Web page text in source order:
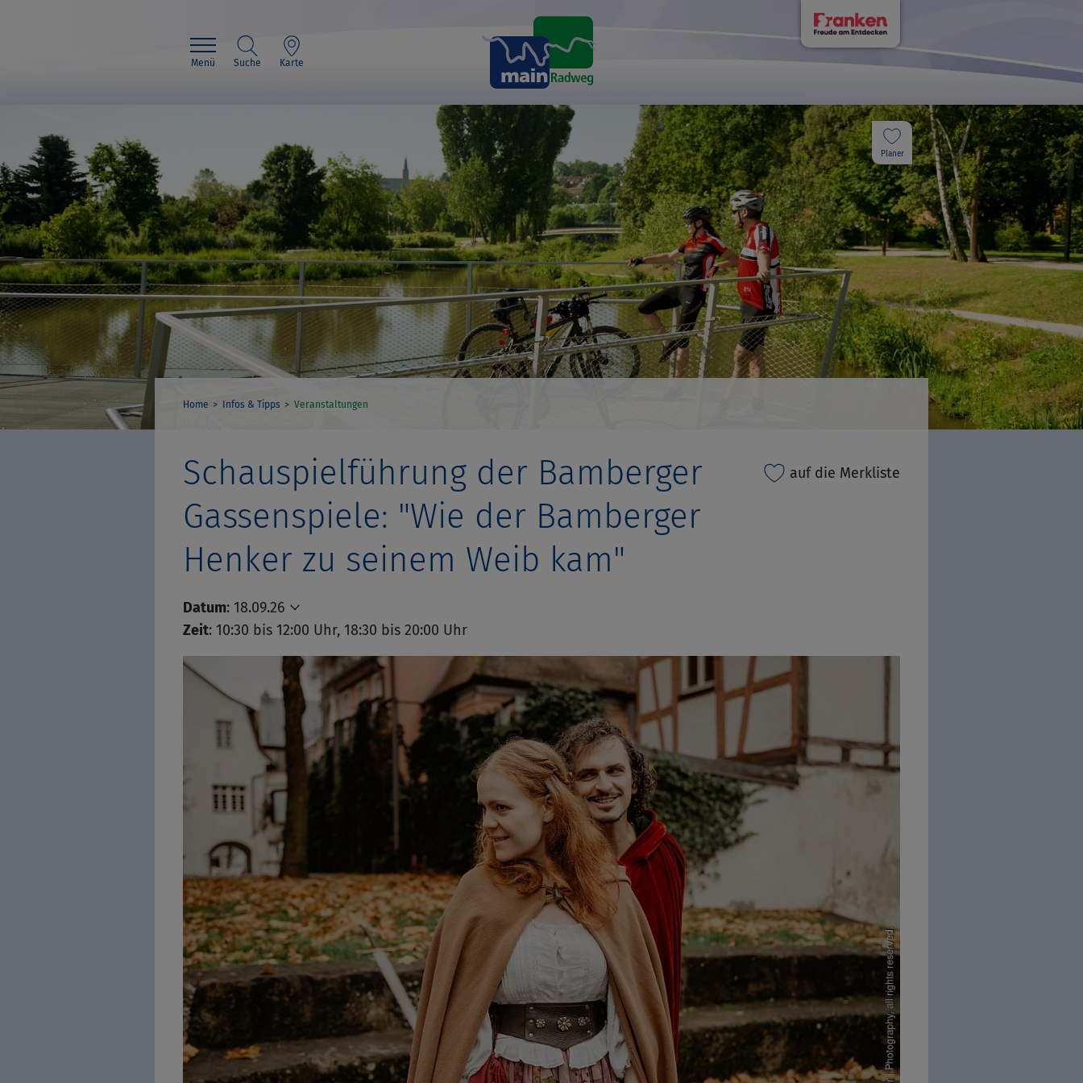
Menü Suche Karte
Planer
Home Infos & Tipps Veranstaltungen
auf die Merkliste
Schauspielführung der Bamberger
Gassenspiele: "Wie der Bamberger
Henker zu seinem Weib kam"
Datum: 18.09.26
Zeit: 10:30 bis 12:00 Uhr, 18:30 bis 20:00 Uhr